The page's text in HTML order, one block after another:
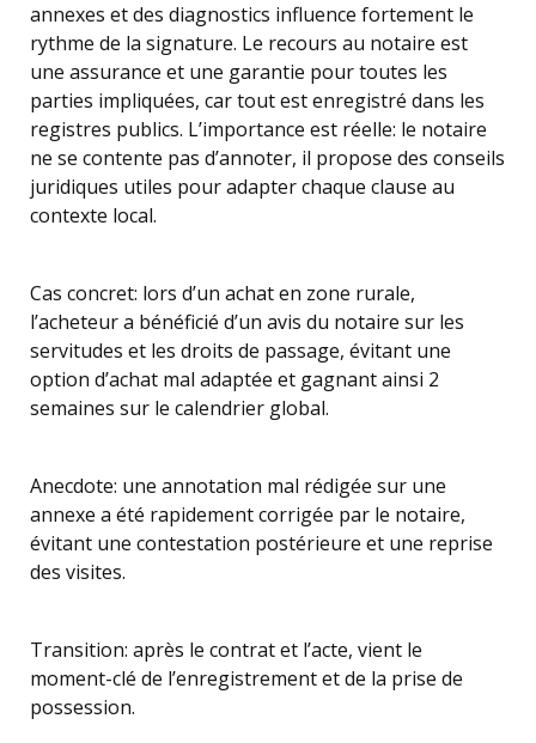
annexes et des diagnostics influence fortement le
rythme de la signature. Le recours au notaire est
une assurance et une garantie pour toutes les
parties impliquées, car tout est enregistré dans les
registres publics. L’importance est réelle: le notaire
ne se contente pas d’annoter, il propose des conseils
juridiques utiles pour adapter chaque clause au
contexte local.
Cas concret: lors d’un achat en zone rurale,
l’acheteur a bénéficié d’un avis du notaire sur les
servitudes et les droits de passage, évitant une
option d’achat mal adaptée et gagnant ainsi 2
semaines sur le calendrier global.
Anecdote: une annotation mal rédigée sur une
annexe a été rapidement corrigée par le notaire,
évitant une contestation postérieure et une reprise
des visites.
Transition: après le contrat et l’acte, vient le
moment-clé de l’enregistrement et de la prise de
possession.